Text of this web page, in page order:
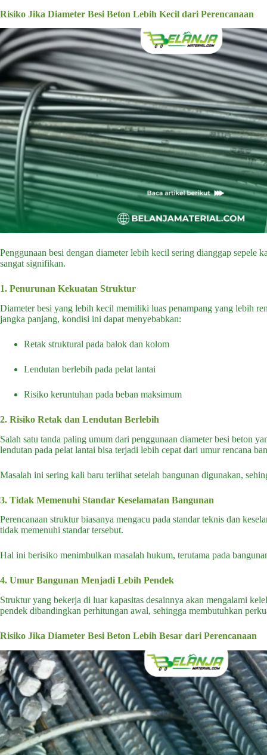
Risiko Jika Diameter Besi Beton Lebih Kecil dari Perencanaan
Penggunaan besi dengan diameter lebih kecil sering dianggap sepele
sangat signifikan.
1. Penurunan Kekuatan Struktur
Diameter besi yang lebih kecil memiliki luas penampang yang lebih
jangka panjang, kondisi ini dapat menyebabkan:
Retak struktural pada balok dan kolom
Lendutan berlebih pada pelat lantai
Risiko keruntuhan pada beban maksimum
2. Risiko Retak dan Lendutan Berlebih
Salah satu tanda paling umum dari penggunaan diameter besi beton
lendutan pada pelat lantai bisa terjadi lebih cepat dari umur rencana
Masalah ini sering kali baru terlihat setelah bangunan digunakan,
3. Tidak Memenuhi Standar Keselamatan Bangunan
Perencanaan struktur biasanya mengacu pada standar teknis dan
tidak memenuhi standar tersebut.
Hal ini berisiko menimbulkan masalah hukum, terutama pada
4. Umur Bangunan Menjadi Lebih Pendek
Struktur yang bekerja di luar kapasitas desainnya akan mengalami
pendek dibandingkan perhitungan awal, sehingga membutuhkan
Risiko Jika Diameter Besi Beton Lebih Besar dari Perencanaan